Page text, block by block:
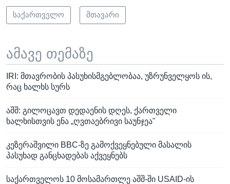
საქართველო მთავარი
ამავე თემაზე
IRI: მთავრობის პასუხისმგებლობაა, უზრუნველყოს ის,
რაც ხალხს სურს
აშშ: გილოცავთ დედაენის დღეს, ქართველი
ხალხისთვის ენა „ღვთაებრივი საუნჯეა"
კეზერაშვილი BBC-ზე გამოქვეყნებული მასალის
პასუხად განცხადებას აქვეყნებს
საქართველოს 10 მოსამართლე აშშ-ში USAID-ის